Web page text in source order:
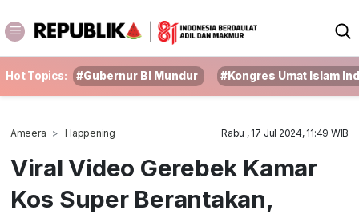
Hot Topics: #Gubernur BI Mundur #Kongres Umat Islam
Ameera Happening Rabu , 17 Jul 2024, 11:49 WIB
Viral Video Gerebek Kamar
Kos Super Berantakan,